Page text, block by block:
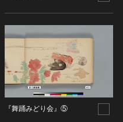
『舞踊みどり会』⑤